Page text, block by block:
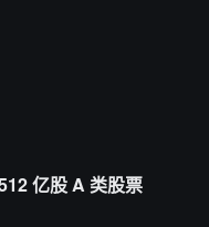
亿股 A 类股票